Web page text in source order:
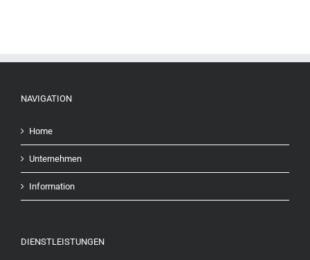
NAVIGATION
Home
Unternehmen
Information
DIENSTLEISTUNGEN